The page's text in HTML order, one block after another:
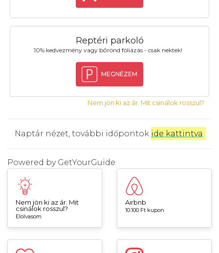
Reptéri parkoló
10% kedvezmény vagy bőrönd fóliázás - csak nektek!
MEGNÉZEM
Nem jön ki az ár. Mit csinálok rosszul?
Naptár nézet, további időpontok ide kattintva
Powered by GetYourGuide
Nem jön ki az ár. Mit
csinálok rosszul?
Elolvasom
Airbnb
10.100 Ft kupon